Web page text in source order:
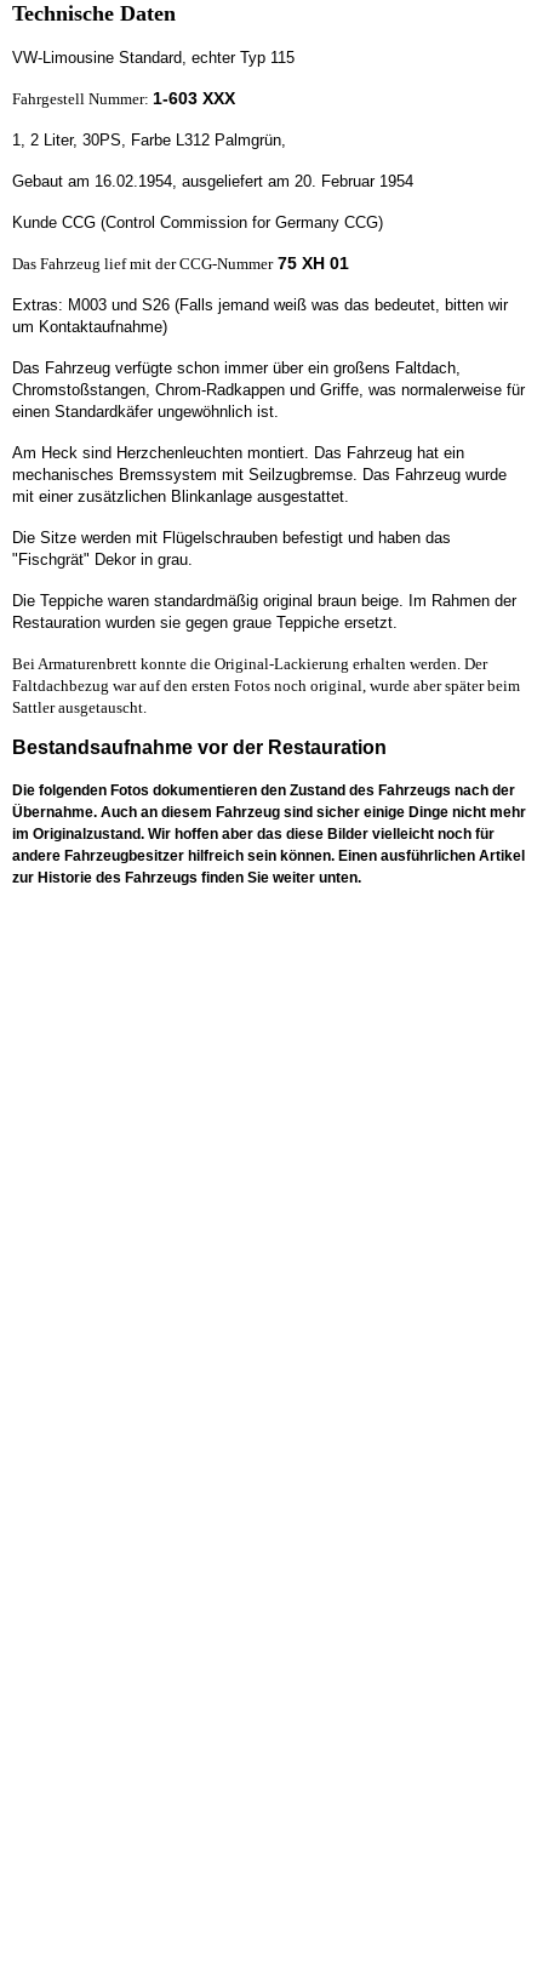
Technische Daten
VW-Limousine Standard, echter Typ 115
Fahrgestell Nummer: 1-603 XXX
1, 2 Liter, 30PS, Farbe L312 Palmgrün,
Gebaut am 16.02.1954, ausgeliefert am 20. Februar 1954
Kunde CCG (Control Commission for Germany CCG)
Das Fahrzeug lief mit der CCG-Nummer 75 XH 01
Extras: M003 und S26 (Falls jemand weiß was das bedeutet, bitten wir
um Kontaktaufnahme)
Das Fahrzeug verfügte schon immer über ein großens Faltdach,
Chromstoßstangen, Chrom-Radkappen und Griffe, was normalerweise für
einen Standardkäfer ungewöhnlich ist.
Am Heck sind Herzchenleuchten montiert. Das Fahrzeug hat ein
mechanisches Bremssystem mit Seilzugbremse. Das Fahrzeug wurde
mit einer zusätzlichen Blinkanlage ausgestattet.
Die Sitze werden mit Flügelschrauben befestigt und haben das
"Fischgrät" Dekor in grau.
Die Teppiche waren standardmäßig original braun beige. Im Rahmen der
Restauration wurden sie gegen graue Teppiche ersetzt.
Bei Armaturenbrett konnte die Original-Lackierung erhalten werden. Der
Faltdachbezug war auf den ersten Fotos noch original, wurde aber später beim
Sattler ausgetauscht.
Bestandsaufnahme vor der Restauration
Die folgenden Fotos dokumentieren den Zustand des Fahrzeugs nach der
Übernahme. Auch an diesem Fahrzeug sind sicher einige Dinge nicht mehr
im Originalzustand. Wir hoffen aber das diese Bilder vielleicht noch für
andere Fahrzeugbesitzer hilfreich sein können. Einen ausführlichen Artikel
zur Historie des Fahrzeugs finden Sie weiter unten.